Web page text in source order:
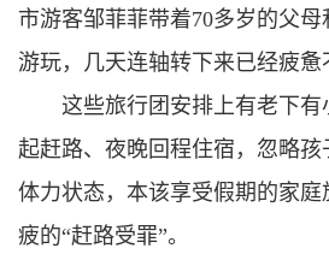
市游客邹菲菲带着70多岁的父
游玩，几天连轴转下来已经疲惫
这些旅行团安排上有老下
起赶路、夜晚回程住宿，忽略
体力状态，本该享受假期的家
疲的“赶路受罪”。